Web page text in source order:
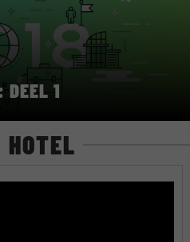
DEEL 1
HOTEL